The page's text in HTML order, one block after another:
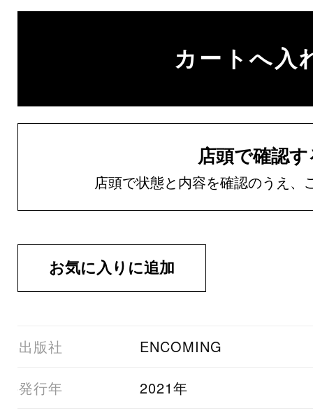
店頭で確認
店頭で状態と内容を確認のうえ、
03出版社 ENCOMING
05発行年 2021年